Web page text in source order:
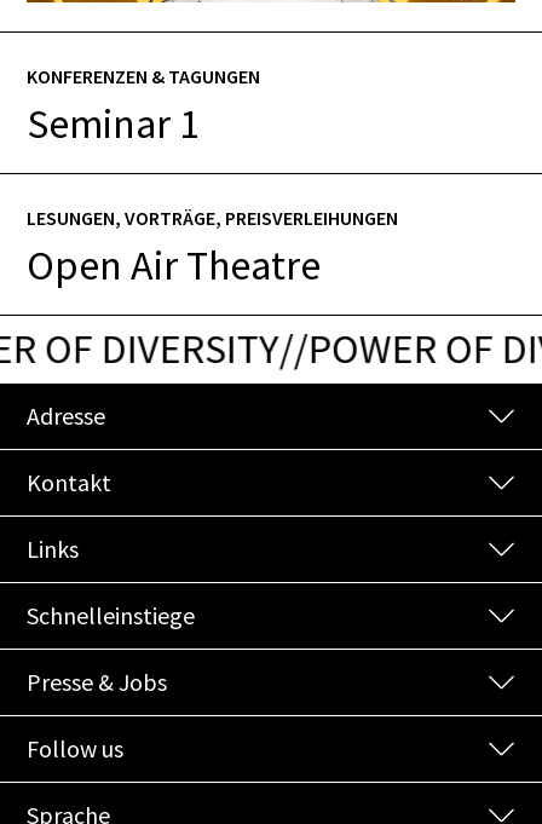
KONFERENZEN & TAGUNGEN
Seminar 1
LESUNGEN, VORTRÄGE, PREISVERLEIHUNGEN
Open Air Theatre
OF DIVERSITY//POWER OF
Adresse
Kontakt
Links
Schnelleinstiege
Presse & Jobs
Follow us
Sprache